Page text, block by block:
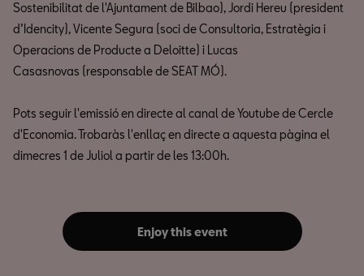
Sostenibilitat de l'Ajuntament de Bilbao), Jordi Hereu (president
d’Idencity), Vicente Segura (soci de Consultoria, Estratègia i
Operacions de Producte a Deloitte) i Lucas
Casasnovas (responsable de SEAT MÓ).
Pots seguir l'emissió en directe al canal de Youtube de Cercle
d'Economia. Trobaràs l'enllaç en directe a aquesta pàgina el
dimecres 1 de Juliol a partir de les 13:00h.
Enjoy this event